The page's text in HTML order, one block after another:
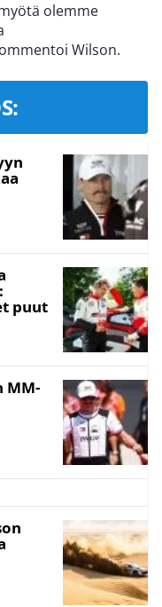
olemme
Wilson.
puut
MM-